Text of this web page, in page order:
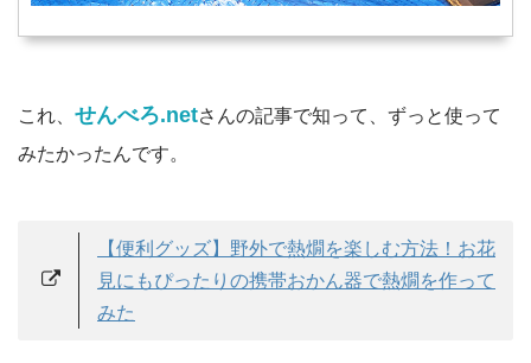
これ、 せんべろ.netさんの記事で知って、ずっと使って
みたかったんです。
【便利グッズ】野外で熱燗を楽しむ方法！お花
見にもぴったりの携帯おかん器で熱燗を作って
みた